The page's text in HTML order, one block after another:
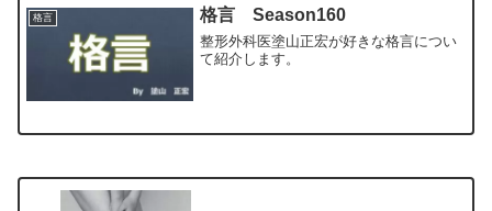
格言 格言 Season160
整形外科医塗山正宏が好きな格言につい
て紹介します。